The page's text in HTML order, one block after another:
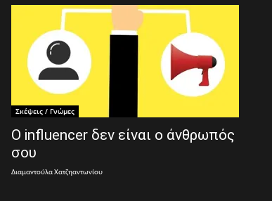
Σκέψεις / Γνώμες
Ο influencer δεν είναι ο άνθρωπός
σου
Διαμαντούλα Χατζηαντωνίου